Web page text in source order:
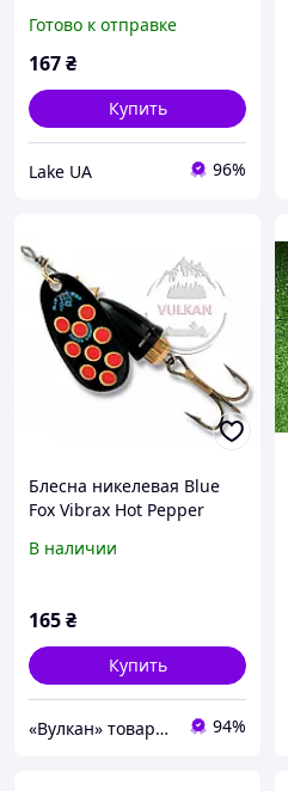
Готово к отправке
167₴
Купить
Lake UA 96%
Блесна никелевая Blue
Fox Vibrax Hot Pepper
В наличии
165₴
Купить
«Вулкан» товары для рыбалки, охоты, туризма и дайвинга, лодки и моторы 94%